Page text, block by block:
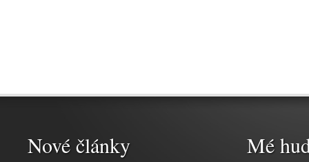
Nové články Mé